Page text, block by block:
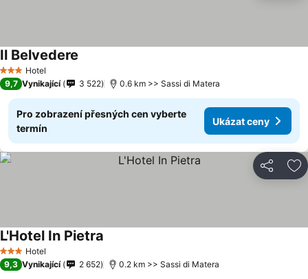
3 Počet hvězdiček
Hotel
Il Belvedere
9,7 Vynikající 3 522 0.6 km >> Sassi di Matera
Pro zobrazení přesných cen vyberte
termín
Ukázat ceny
Sdílet
3 Počet hvězdiček
Hotel
L'Hotel In Pietra
9,3 Vynikající 2 652 0.2 km >> Sassi di Matera